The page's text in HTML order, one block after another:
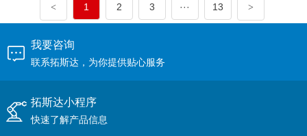
< 1 2 3 ··· 13 >
我要咨询
联系拓斯达，为你提供贴心服务
拓斯达小程序
快速了解产品信息